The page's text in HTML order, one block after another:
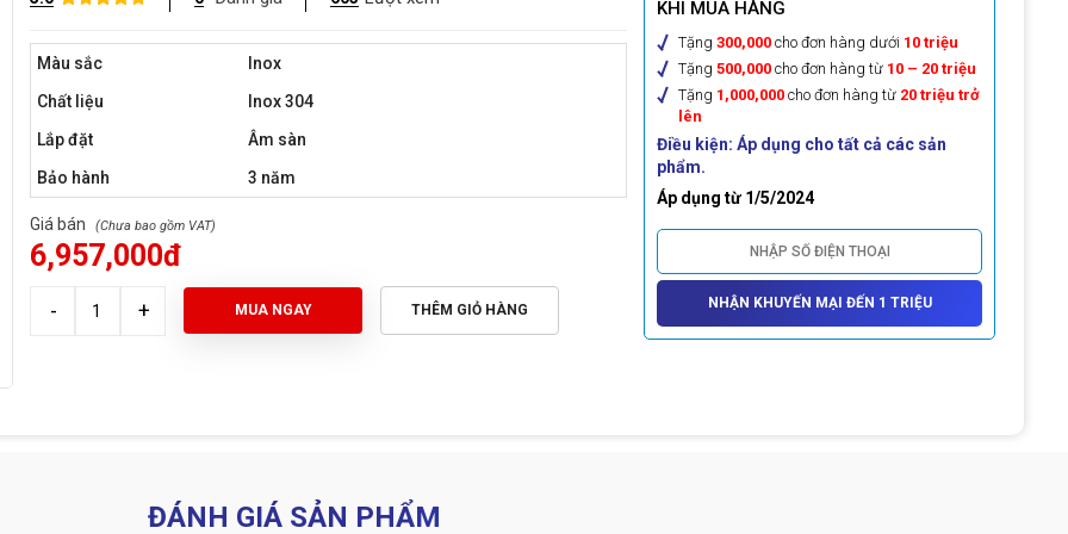
Màu sắc
Inox
Chất liệu
Inox 304
Lắp đặt
Âm sàn
Bảo hành
3 năm
Giá bán
6,957,000đ
MUA NGAY THÊM GIỎ HÀNG
KHI MUA HÀNG
Tặng 300,000 cho đơn hàng dưới 10 triệu
Tặng 500,000 cho đơn hàng từ 10 – 20 triệu
Tặng 1,000,000 cho đơn hàng từ 20 triệu trở
lên
Điều kiện: Áp dụng cho tất cả các sản
phẩm.
Áp dụng từ 1/5/2024
NHẬN KHUYẾN MẠI ĐẾN 1 TRIỆU
ĐÁNH GIÁ SẢN PHẨM